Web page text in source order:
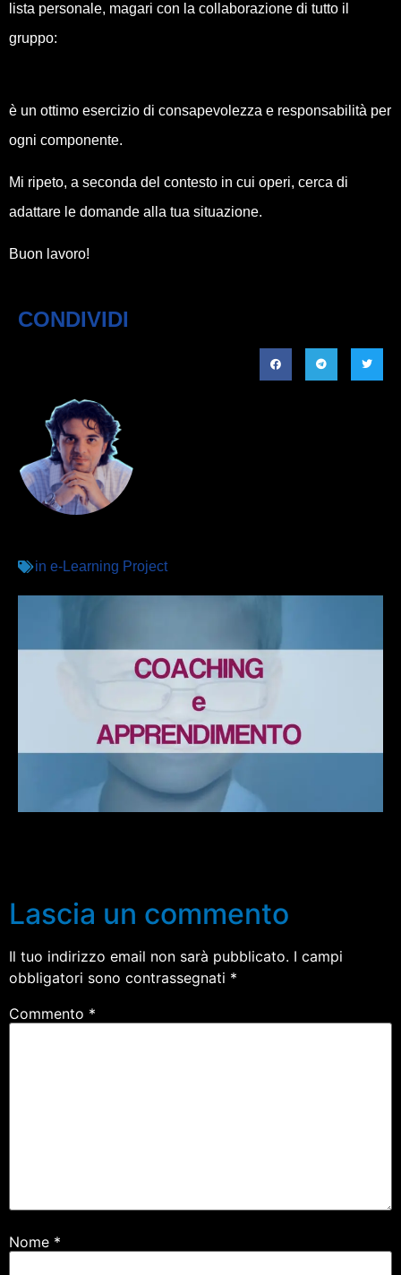
lista personale, magari con la collaborazione di tutto il
gruppo:
è un ottimo esercizio di consapevolezza e responsabilità per
ogni componente.
Mi ripeto, a seconda del contesto in cui operi, cerca di
adattare le domande alla tua situazione.
Buon lavoro!
CONDIVIDI
in e-Learning Project
Lascia un commento
Il tuo indirizzo email non sarà pubblicato. I campi
obbligatori sono contrassegnati *
Commento *
Nome *